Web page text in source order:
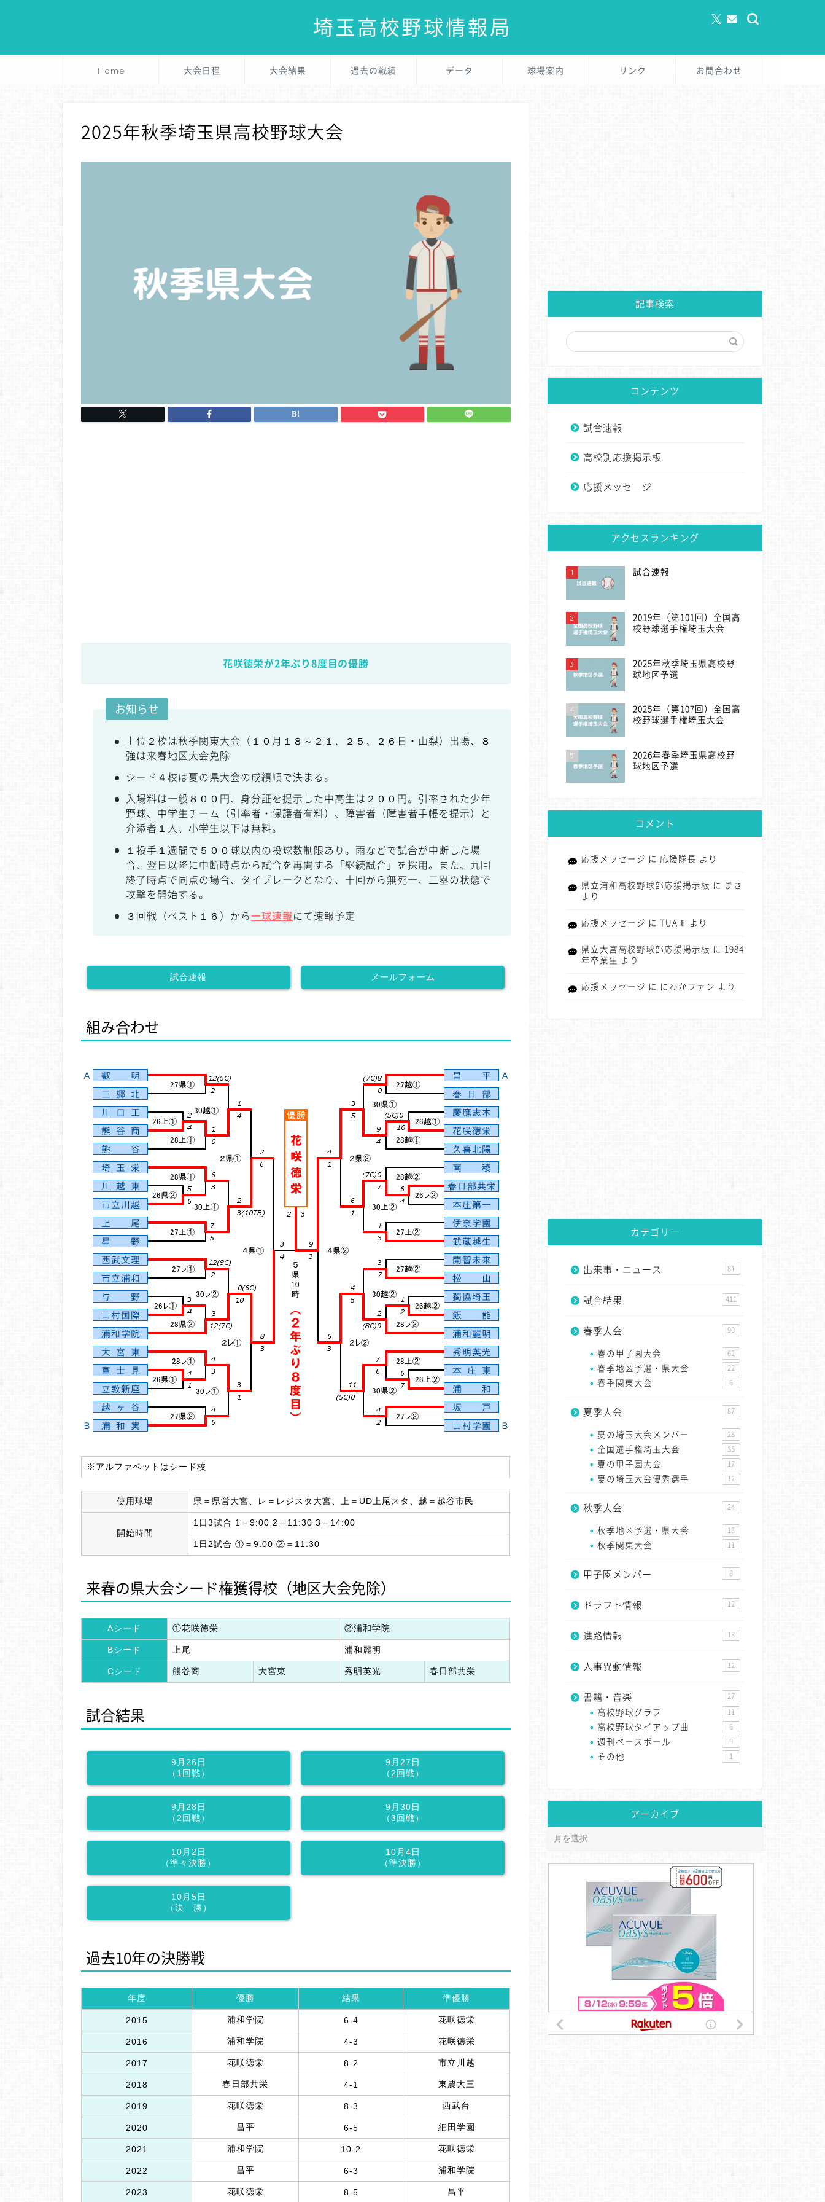
埼玉高校野球情報局
Home 大会日程 大会結果 過去の戦績 データ 球場案内 リンク お問合わせ
2025年秋季埼玉県高校野球大会
花咲徳栄が2年ぶり8度目の優勝
お知らせ
上位２校は秋季関東大会（１０月１８～２１、２５、２６日・山梨）出場、８
強は来春地区大会免除
シード４校は夏の県大会の成績順で決まる。
入場料は一般８００円、身分証を提示した中高生は２００円。引率された少年
野球、中学生チーム（引率者・保護者有料）、障害者（障害者手帳を提示）と
介添者１人、小学生以下は無料。
１投手１週間で５００球以内の投球数制限あり。雨などで試合が中断した場
合、翌日以降に中断時点から試合を再開する「継続試合」を採用。また、九回
終了時点で同点の場合、タイブレークとなり、十回から無死一、二塁の状態で
攻撃を開始する。
３回戦（ベスト１６）から一球速報 にて速報予定
試合速報 メールフォーム
組み合わせ
※アルファベットはシード校
使用球場 県＝県営大宮、レ＝レジスタ大宮、上＝UD上尾スタ、越＝越谷市民
開始時間
1日3試合 1＝9:00 2＝11:30 3＝14:00
1日2試合 ①＝9:00 ②＝11:30
来春の県大会シード権獲得校（地区大会免除）
Aシード ①花咲徳栄 ②浦和学院
Bシード 上尾 浦和麗明
Cシード 熊谷商 大宮東 秀明英光 春日部共栄
試合結果
9月26日
（1回戦）
9月27日
（2回戦）
9月28日
（2回戦）
9月30日
（3回戦）
10月2日
（準々決勝）
10月4日
（準決勝）
10月5日
（決 勝）
過去10年の決勝戦
年度 優勝 結果 準優勝
2015 浦和学院 6-4 花咲徳栄
2016 浦和学院 4-3 花咲徳栄
2017 花咲徳栄 8-2 市立川越
2018 春日部共栄 4-1 東農大三
2019 花咲徳栄 8-3 西武台
2020 昌平 6-5 細田学園
2021 浦和学院 10-2 花咲徳栄
2022 昌平 6-3 浦和学院
2023 花咲徳栄 8-5 昌平
記事検索
コンテンツ
試合速報
高校別応援掲示板
応援メッセージ
アクセスランキング
1 試合速報
2
2019年（第101回）全国高
校野球選手権埼玉大会
3
2025年秋季埼玉県高校野
球地区予選
4
2025年（第107回）全国高
校野球選手権埼玉大会
5
2026年春季埼玉県高校野
球地区予選
コメント
応援メッセージ に 応援隊長 より
県立浦和高校野球部応援掲示板 に
まさ
より
応援メッセージ に TUAⅢ より
県立大宮高校野球部応援掲示板 に 1984
年卒業生 より
応援メッセージ に にわかファン より
カテゴリー
出来事・ニュース 81
試合結果 411
春季大会 90
春の甲子園大会 62
春季地区予選・県大会 22
春季関東大会 6
夏季大会 87
夏の埼玉大会メンバー 23
全国選手権埼玉大会 35
夏の甲子園大会 17
夏の埼玉大会優秀選手 12
秋季大会 24
秋季地区予選・県大会 13
秋季関東大会 11
甲子園メンバー 8
ドラフト情報 12
進路情報 13
人事異動情報 12
書籍・音楽 27
高校野球グラフ 11
高校野球タイアップ曲 6
週刊ベースボール 9
その他 1
アーカイブ